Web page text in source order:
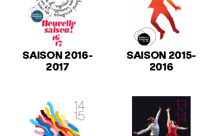
SAISON 2016-
2017
SAISON 2015-
2016